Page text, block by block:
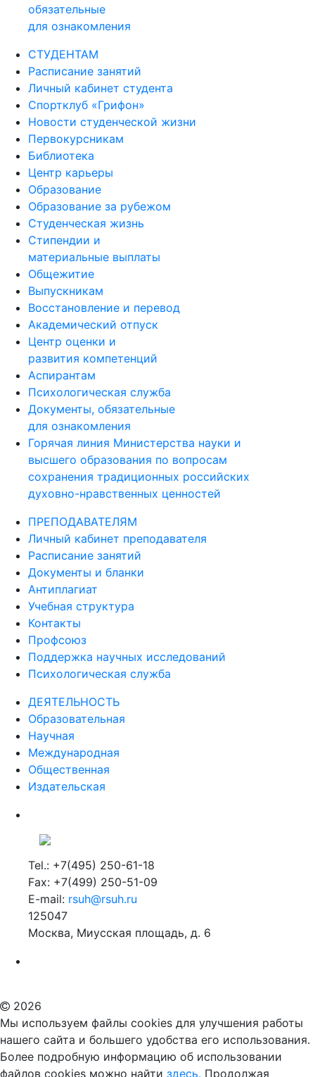
обязательные
для ознакомления
СТУДЕНТАМ
Расписание занятий
Личный кабинет студента
Спортклуб «Грифон»
Новости студенческой жизни
Первокурсникам
Библиотека
Центр карьеры
Образование
Образование за рубежом
Студенческая жизнь
Стипендии и
материальные выплаты
Общежитие
Выпускникам
Восстановление и перевод
Академический отпуск
Центр оценки и
развития компетенций
Аспирантам
Психологическая служба
Документы, обязательные
для ознакомления
Горячая линия Министерства науки и
высшего образования по вопросам
сохранения традиционных российских
духовно-нравственных ценностей
ПРЕПОДАВАТЕЛЯМ
Личный кабинет преподавателя
Расписание занятий
Документы и бланки
Антиплагиат
Учебная структура
Контакты
Профсоюз
Поддержка научных исследований
Психологическая служба
ДЕЯТЕЛЬНОСТЬ
Образовательная
Научная
Международная
Общественная
Издательская
Tel.: +7(495) 250-61-18
Fax: +7(499) 250-51-09
E-mail: rsuh@rsuh.ru
125047
Москва, Миусская площадь, д. 6
2026
Мы используем файлы cookies для улучшения работы
нашего сайта и большего удобства его использования.
Более подробную информацию об использовании
файлов cookies можно найти здесь. Продолжая